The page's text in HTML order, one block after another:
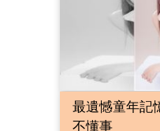
最遺憾童年
不懂事